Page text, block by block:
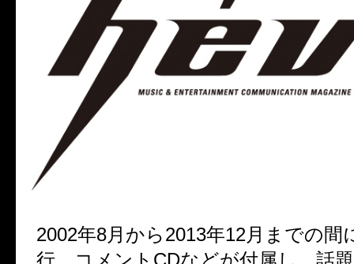
2002年8月から2013年12月までの間
行、コメントCDなどが付属し、話